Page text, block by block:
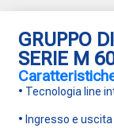
GRUPPO
SERIE M
• Tecnologia line
• Ingresso e